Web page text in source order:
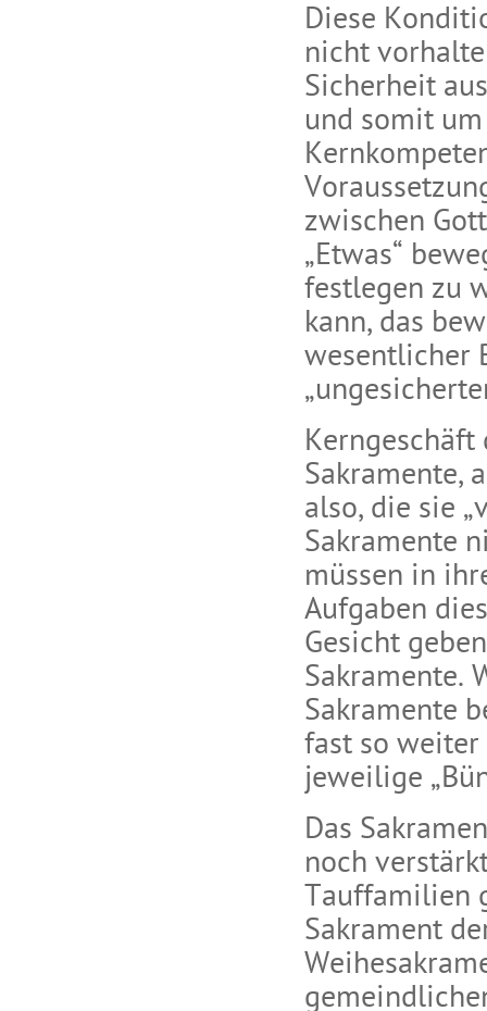
Diese
nicht
Sicherheit
und somit
zwischen
„Etwas“
festlegen zu
kann, das
wesentlicher
Sakramente,
also, die sie
Sakramente
müssen in
Aufgaben
Gesicht
Sakramente.
Sakramente
fast so
jeweilige
Das
noch
Tauffamilien
Sakrament